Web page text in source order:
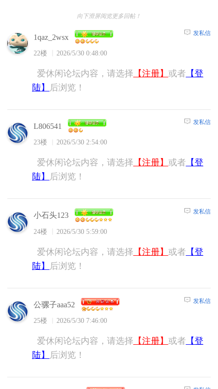
向下滑屏阅览更多回帖！
1qaz_2wsx
22楼 2026/5/30 0:48:00
发私信
爱休闲论坛内容，请选择 【注册】 或者 【登
陆】
后浏览！
L806541
23楼 2026/5/30 2:54:00
发私信
爱休闲论坛内容，请选择 【注册】 或者 【登
陆】
后浏览！
小石头123
24楼 2026/5/30 5:59:00
发私信
爱休闲论坛内容，请选择 【注册】 或者 【登
陆】
后浏览！
公骡子aaa52
25楼 2026/5/30 7:46:00
发私信
爱休闲论坛内容，请选择 【注册】 或者 【登
陆】
后浏览！